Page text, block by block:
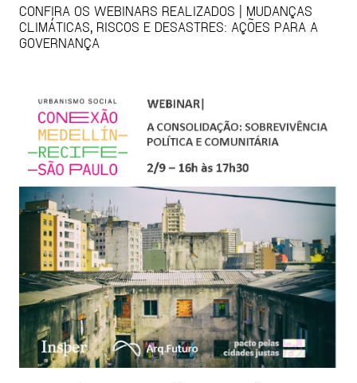
CONFIRA OS WEBINARS REALIZADOS | MUDANÇAS
CLIMÁTICAS, RISCOS E DESASTRES: AÇÕES PARA A
GOVERNANÇA